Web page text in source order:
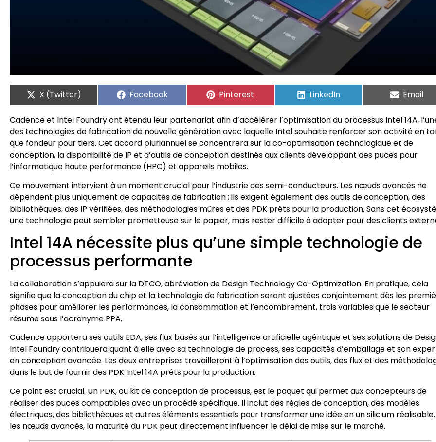
X (Twitter) Facebook Pinterest LinkedIn Email
Cadence et Intel Foundry ont étendu leur partenariat afin d’accélérer l’optimisation du processus Intel 14A,
des technologies de fabrication de nouvelle génération avec laquelle Intel souhaite renforcer son activité en
que fondeur pour tiers. Cet accord pluriannuel se concentrera sur la co-optimisation technologique et de
conception, la disponibilité de IP et d’outils de conception destinés aux clients développant des puces pour
l’informatique haute performance (HPC) et appareils mobiles.
Ce mouvement intervient à un moment crucial pour l’industrie des semi-conducteurs. Les nœuds avancés ne
dépendent plus uniquement de capacités de fabrication ; ils exigent également des outils de conception, des
bibliothèques, des IP vérifiées, des méthodologies mûres et des PDK prêts pour la production. Sans cet
une technologie peut sembler prometteuse sur le papier, mais rester difficile à adopter pour des clients
Intel 14A nécessite plus qu’une simple technologie de
processus performante
La collaboration s’appuiera sur la DTCO, abréviation de Design Technology Co-Optimization. En pratique, cela
signifie que la conception du chip et la technologie de fabrication seront ajustées conjointement dès les
phases pour améliorer les performances, la consommation et l’encombrement, trois variables que le secteur
résume sous l’acronyme PPA.
Cadence apportera ses outils EDA, ses flux basés sur l’intelligence artificielle agéntique et ses solutions de
Intel Foundry contribuera quant à elle avec sa technologie de process, ses capacités d’emballage et son
en conception avancée. Les deux entreprises travailleront à l’optimisation des outils, des flux et des
dans le but de fournir des PDK Intel 14A prêts pour la production.
Ce point est crucial. Un PDK, ou kit de conception de processus, est le paquet qui permet aux concepteurs de
réaliser des puces compatibles avec un procédé spécifique. Il inclut des règles de conception, des modèles
électriques, des bibliothèques et autres éléments essentiels pour transformer une idée en un silicium réalisable.
les nœuds avancés, la maturité du PDK peut directement influencer le délai de mise sur le marché.